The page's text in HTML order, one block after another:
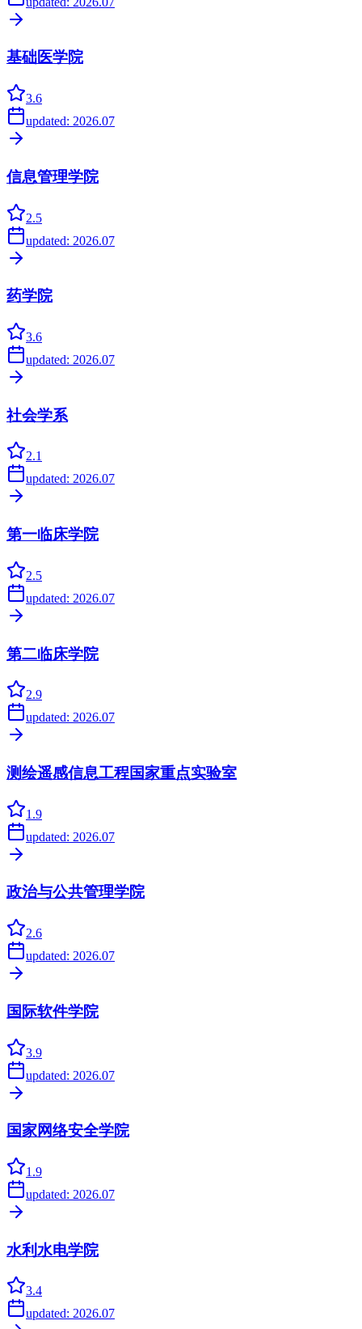
基础医学院
3.6
updated: 2026.07
信息管理学院
2.5
updated: 2026.07
药学院
3.6
updated: 2026.07
社会学系
2.1
updated: 2026.07
第一临床学院
2.5
updated: 2026.07
第二临床学院
2.9
updated: 2026.07
测绘遥感信息工程国家重点实验室
1.9
updated: 2026.07
政治与公共管理学院
2.6
updated: 2026.07
国际软件学院
3.9
updated: 2026.07
国家网络安全学院
1.9
updated: 2026.07
水利水电学院
3.4
updated: 2026.07